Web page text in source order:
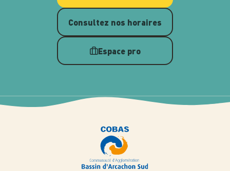
Consultez nos horaires
Espace pro